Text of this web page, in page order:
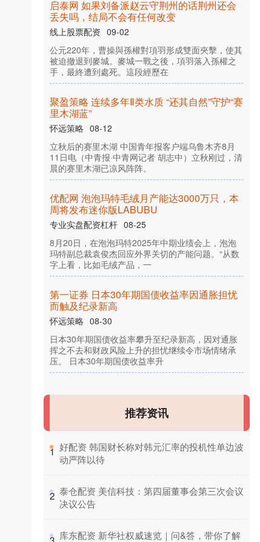
09-02
公
2
2
0
年
，
曹
操
與
孫
權
對
項
羽
形
成
雙
面
夾
擊
，
使
其
被
迫
撤
退
到
麥
城
。
麥
城
一
戰
之
後
，
項
羽
落
入
孫
權
之
，
最
終
遭
到
處
死
。
這
段
經
歷
聚
盈
策
略
连
续
多
年
Ⅱ
类
水
质
“
还
其
自
然
”
守
护
“
赛
里
木
湖
蓝
”
怀远策略
08-12
立
秋
后
的
赛
里
木
湖
中
国
青
年
报
客
户
端
乌
鲁
木
齐
8
月
1
1
日
电
（
中
青
报
·
中
青
网
记
者
胡
志
中
）
立
秋
刚
过
，
清
晨
的
赛
里
木
湖
已
凉
风
阵
阵
。
优
配
网
泡
泡
玛
特
毛
绒
月
产
能
达
3
0
0
0
万
只
，
本
周
将
发
布
迷
你
版
L
A
B
U
B
U
专业实盘配资杠杆
08-25
8
月
2
0
日
，
在
泡
泡
玛
特
2
0
2
5
年
中
期
业
绩
会
上
，
泡
泡
玛
特
副
总
裁
袁
俊
杰
回
应
外
界
关
切
的
产
能
问
题
。
“
从
数
字
上
看
，
比
如
毛
绒
产
品
，
一
第
一
证
券
日
本
3
0
年
期
国
债
收
益
率
因
通
胀
担
忧
而
触
及
纪
录
新
高
怀远策略
08-30
日
本
3
0
年
期
国
债
收
益
率
攀
升
至
纪
录
新
高
，
因
对
通
胀
挥
之
不
去
和
财
政
风
险
上
升
的
担
忧
继
续
令
市
场
情
绪
承
压
。
日
本
3
0
年
期
国
债
收
益
率
升
推荐资讯
1 ​好配资 韩国财长称对韩元汇率的投机性单边波
动严阵以待
2 ​泰仓配资 美信科技：第四届董事会第三次会议
决议公告
​库东配资 新华社权威速览｜问&答，带你了解